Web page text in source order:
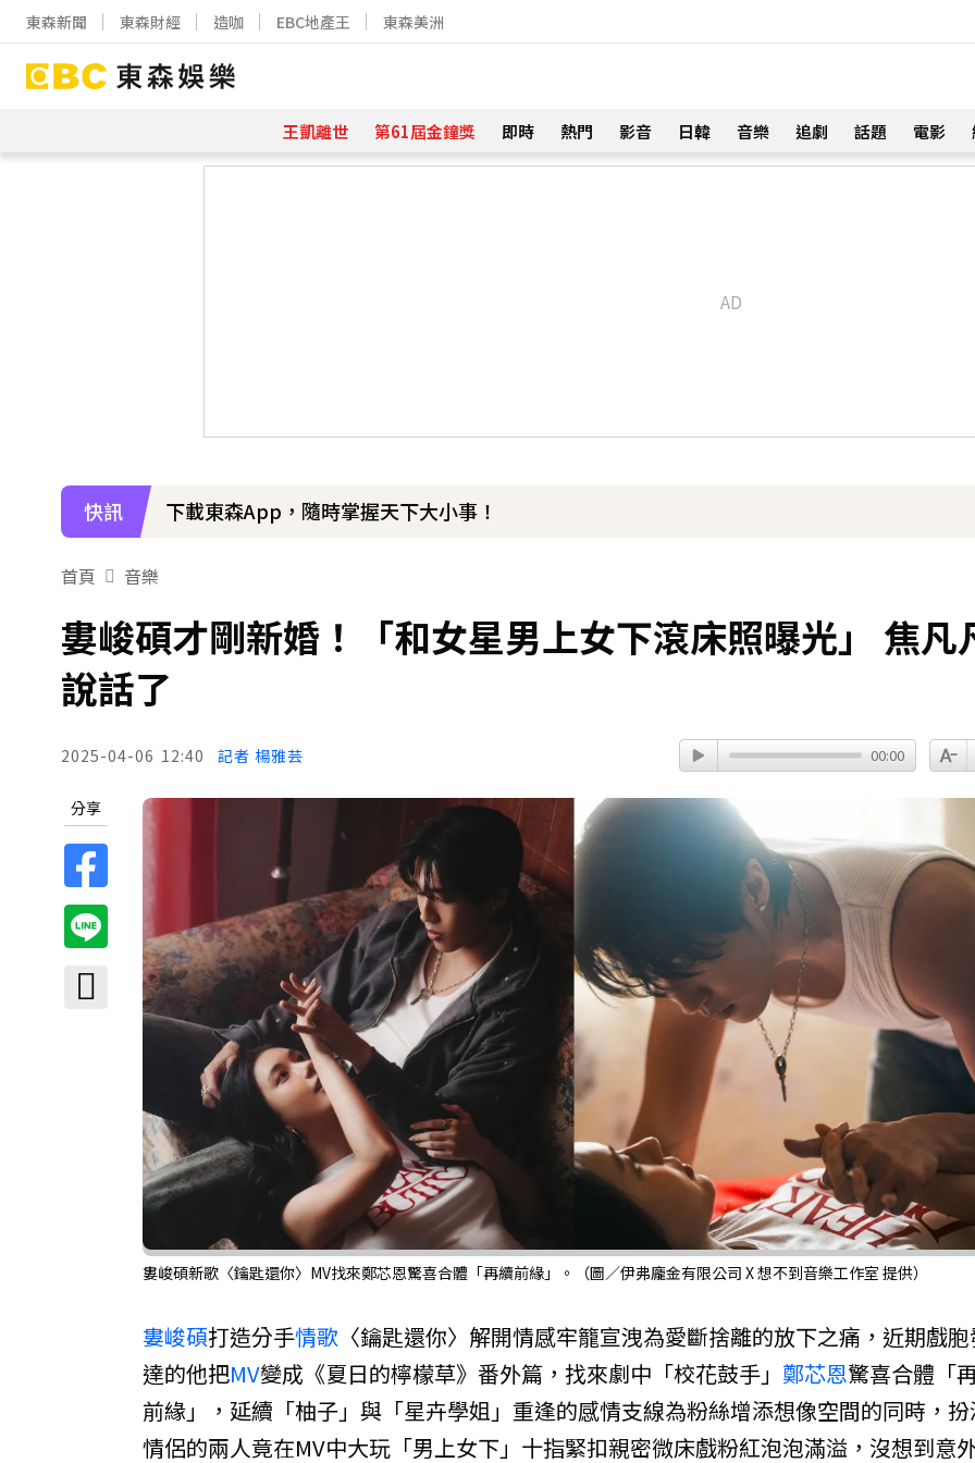
東森新聞 東森財經 造咖 EBC地產王 東森美洲
王凱離世 第61屆金鐘獎 即時 熱門 影音 日韓 音樂 追劇 話題 電影
快訊 下載東森App，隨時掌握天下大小事！
首頁 音樂
婁峻碩才剛新婚！「和女星男上女下滾床照曝光」 焦凡
說話了
2025-04-06 12:40 記者 楊雅芸 00:00
分享
婁峻碩新歌〈鑰匙還你〉MV找來鄭芯恩驚喜合體「再續前緣」。（圖／伊弗龐金有限公司 X 想不到音樂工作室 提供）
婁峻碩打造分手情歌 〈鑰匙還你〉解開情感牢籠宣洩為愛斷捨離的放下之痛，近期戲
達的他把MV變成《夏日的檸檬草》番外篇，找來劇中「校花鼓手」 鄭芯恩驚喜合體「
前緣」，延續「柚子」與「星卉學姐」重逢的感情支線為粉絲增添想像空間的同時，
情侶的兩人竟在MV中大玩「男上女下」十指緊扣親密微床戲粉紅泡泡滿溢，沒想到意